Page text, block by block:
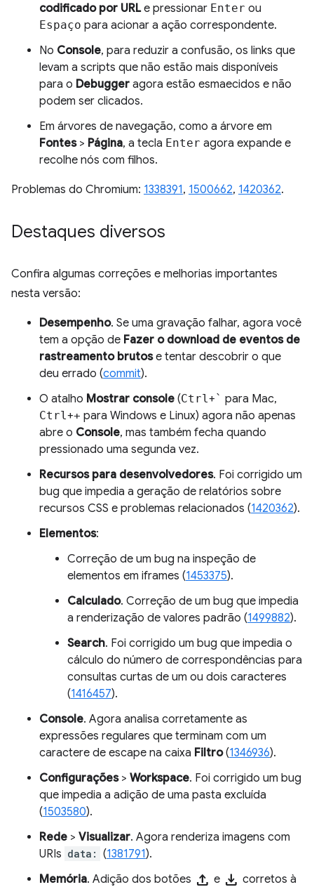
codificado por URLe pressionar Enter ou
Espaço para acionar a ação correspondente.
No Console, para reduzir a confusão, os links que
levam a scripts que não estão mais disponíveis
para o Debugger agora estão esmaecidos e não
podem ser clicados.
Em árvores de navegação, como a árvore em
Fontes> Página, a tecla Enter agora expande e
recolhe nós com filhos.
Problemas do Chromium: 1338391, 1500662, 1420362.
Destaques diversos
Confira algumas correções e melhorias importantes
nesta versão:
Desempenho. Se uma gravação falhar, agora você
tem a opção de Fazer o download de eventos de
rastreamento brutose tentar descobrir o que
deu errado (commit).
O atalho Mostrar console (Ctrl+ ` para Mac,
Ctrl++ para Windows e Linux) agora não apenas
abre o Console, mas também fecha quando
pressionado uma segunda vez.
Recursos para desenvolvedores. Foi corrigido um
bug que impedia a geração de relatórios sobre
recursos CSS e problemas relacionados (1420362).
Elementos:
Correção de um bug na inspeção de
elementos em iframes (1453375).
Calculado. Correção de um bug que impedia
a renderização de valores padrão (1499882).
Search. Foi corrigido um bug que impedia o
cálculo do número de correspondências para
consultas curtas de um ou dois caracteres
(1416457).
Console. Agora analisa corretamente as
expressões regulares que terminam com um
caractere de escape na caixa Filtro(1346936).
Configurações> Workspace. Foi corrigido um bug
que impedia a adição de uma pasta excluída
(1503580).
Rede > Visualizar. Agora renderiza imagens com
URIs data: (1381791).
Memória. Adição dos botões upload e download corretos à